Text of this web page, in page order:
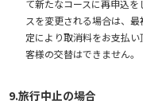
て新たなコースに再申込
スを変更される場合は、
定により取消料をお支払
客様の交替はできません。
9.旅行中止の場合